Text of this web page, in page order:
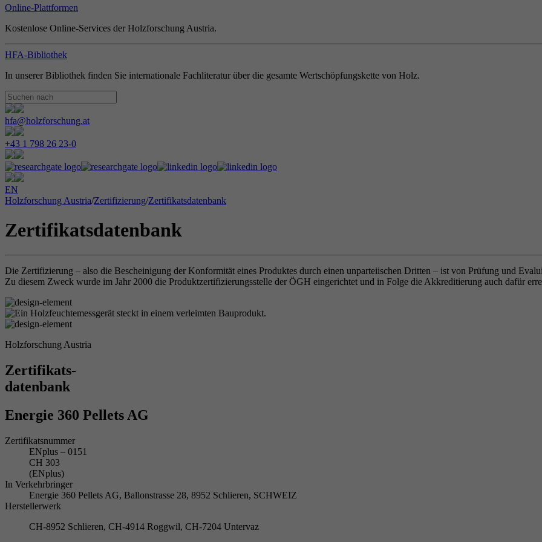
Online-Plattformen
Kostenlose Online-Services der Holzforschung Austria.
HFA-Bibliothek
In unserer Bibliothek finden Sie internationale Fachliteratur über die gesamte Wertschöpfungskette von Holz.
hfa@holzforschung.at
+43 1 798 26 23-0
EN
Holzforschung Austria/Zertifizierung/Zertifikatsdatenbank
Zertifikatsdatenbank
Die Zertifizierung – also die Bescheinigung der Konformität eines Produktes durch einen unparteiischen Dritten – ist von Prüfung und
Zu diesem Zweck wurde im Jahr 2000 die Produktzertifizierungsstelle der ÖGH eingerichtet und in Folge die Akkreditierung auch dafür
Holzforschung Austria
Zertifikats-
datenbank
Energie 360 Pellets AG
Zertifikatsnummer
ENplus – 0151
CH 303
(ENplus)
In Verkehrbringer
Energie 360 Pellets AG, Ballonstrasse 28, 8952 Schlieren, SCHWEIZ
Herstellerwerk
CH-8952 Schlieren, CH-4914 Roggwil, CH-7204 Untervaz